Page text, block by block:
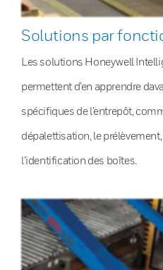
Solutions par
Les solutions Honeywell
permettent d’en apprendre
spécifiques de l’entrepôt,
dépalettisation, le
l’identification des boîtes.